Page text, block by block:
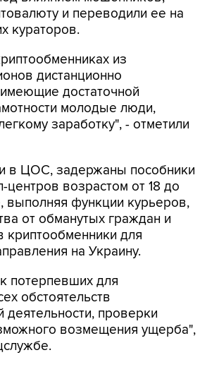
и переводили ее на
кураторов.
из
дистанционно
достаточной
молодые люди,
заработку", - отметили
в ЦОС, задержаны пособники
центров возрастом от 18 до
выполняя функции курьеров,
от обманутых граждан и
криптообменники для
на Украину.
потерпевших для
обстоятельств
деятельности, проверки
возмещения ущерба",